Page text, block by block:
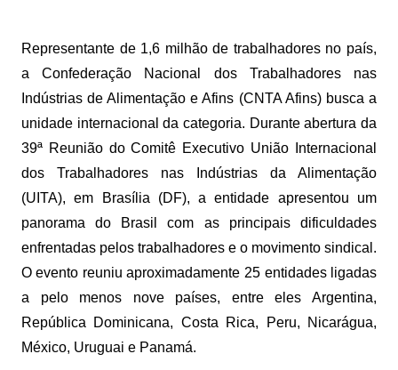
Representante de 1,6 milhão de trabalhadores no país,
a Confederação Nacional dos Trabalhadores nas
Indústrias de Alimentação e Afins (CNTA Afins) busca a
unidade internacional da categoria. Durante abertura da
39ª Reunião do Comitê Executivo União Internacional
dos Trabalhadores nas Indústrias da Alimentação
(UITA), em Brasília (DF), a entidade apresentou um
panorama do Brasil com as principais dificuldades
enfrentadas pelos trabalhadores e o movimento sindical.
O evento reuniu aproximadamente 25 entidades ligadas
a pelo menos nove países, entre eles Argentina,
República Dominicana, Costa Rica, Peru, Nicarágua,
México, Uruguai e Panamá.